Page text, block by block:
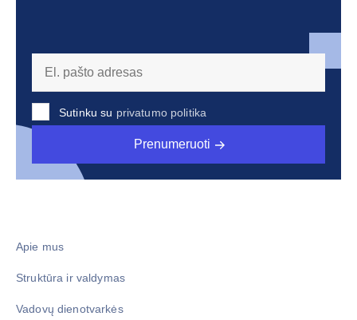
Sutinku su privatumo politika
Prenumeruoti
Apie mus
Struktūra ir valdymas
Vadovų dienotvarkės